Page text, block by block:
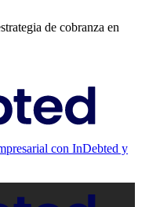
de cobranza en
con InDebted y